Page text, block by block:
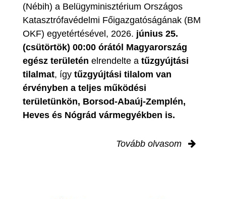
(Nébih) a Belügyminisztérium Országos
Katasztrófavédelmi Főigazgatóságának (BM
OKF) egyetértésével, 2026. június 25.
(csütörtök) 00:00 órától Magyarország
egész területén elrendelte a tűzgyújtási
tilalmat, így tűzgyújtási tilalom van
érvényben a teljes működési
területünkön, Borsod-Abaúj-Zemplén,
Heves és Nógrád vármegyékben is.
Tovább olvasom